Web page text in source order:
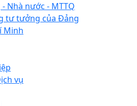
Nhà nước - MTTQ
tư tưởng của Đảng
Minh
vụ